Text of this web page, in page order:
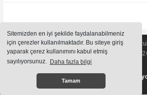
Sitemizden en iyi şekilde faydalanabilmeniz
için çerezler kullanılmaktadır. Bu siteye giriş
yaparak çerez kullanımını kabul etmiş
sayılıyorsunuz. Daha fazla bilgi
Tamam
Sitemizde bulunan içeriklerin tüm hakları saklı
kullanılamaz. Copyright
Haber Yazılımı:
Web
haber yazılımı
haber scripti